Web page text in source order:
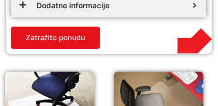
Dodatne informacije
Zatražite ponudu